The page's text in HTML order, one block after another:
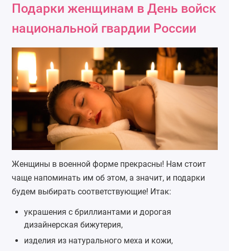
Подарки женщинам в День войск
национальной гвардии России
Женщины в военной форме прекрасны! Нам стоит
чаще напоминать им об этом, а значит, и подарки
будем выбирать соответствующие! Итак:
украшения с бриллиантами и дорогая
дизайнерская бижутерия,
изделия из натурального меха и кожи,